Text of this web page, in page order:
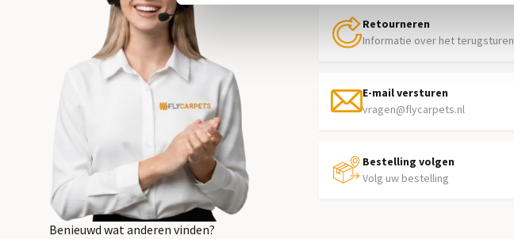
Retourneren
Informatie over het terugsturen
E-mail versturen
vragen@flycarpets.nl
Bestelling volgen
Volg uw bestelling
Benieuwd wat anderen vinden?